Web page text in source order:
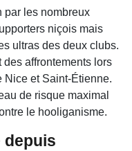
par les nombreux
niçois mais
ultras des deux clubs.
des affrontements lors
Nice et Saint-Étienne.
de risque maximal
le hooliganisme.
depuis